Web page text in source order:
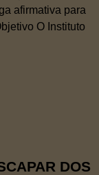
afirmativa para
O Instituto
DOS